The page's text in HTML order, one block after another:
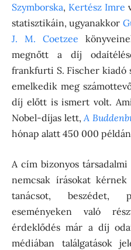
Szymborska, Kertész Imre
statisztikáin, ugyanakkor
J. M. Coetzee
megnőtt a díj
frankfurti S. Fischer kiadó
emelkedik meg
díj előtt is ismert volt.
Nobel-díjas lett, A
hónap alatt 450 000
A cím bizonyos
nemcsak írásokat
tanácsot, beszédet,
eseményeken való
érdeklődés már a díj
médiában találgatások